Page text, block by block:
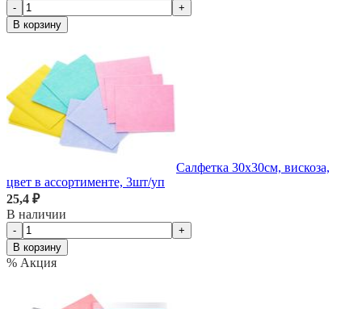
-
+
В корзину
Салфетка 30х30см, вискоза,
цвет в ассортименте, 3шт/уп
25,4 ₽
В наличии
-
+
В корзину
% Акция